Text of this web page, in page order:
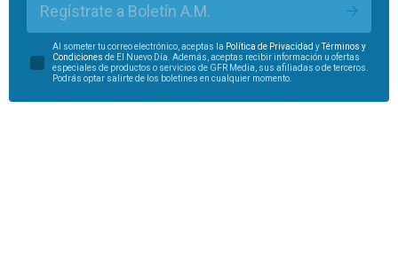
Regístrate a Boletín A.M.
Al someter tu correo electrónico, aceptas la Política de Privacidad yTérminos y
Condiciones de El Nuevo Día. Además, aceptas recibir información u ofertas
especiales de productos o servicios de GFR Media, sus afiliadas o de terceros.
Podrás optar salirte de los boletines en cualquier momento.